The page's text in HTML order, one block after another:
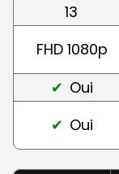
13
FHD 1080p
Oui
Oui